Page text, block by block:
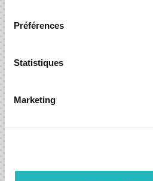
Préférences
Statistiques
Marketing
Quer esteja a explorar uma